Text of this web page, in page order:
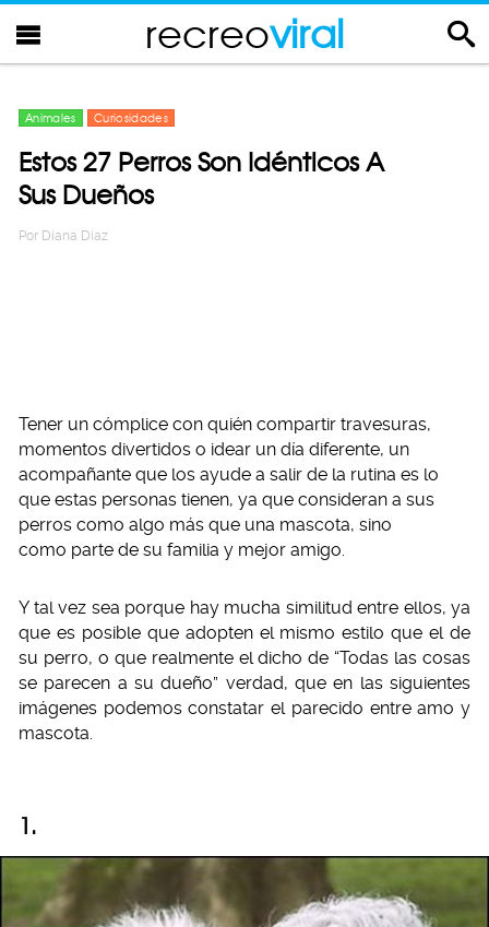
recreoviral
Animales Curiosidades
Estos 27 Perros Son Idénticos A
Sus Dueños
Por Diana Diaz
Tener un cómplice con quién compartir travesuras,
momentos divertidos o idear un día diferente, un
acompañante que los ayude a salir de la rutina es lo
que estas personas tienen, ya que consideran a sus
perros como algo más que una mascota, sino
como parte de su familia y mejor amigo.
Y tal vez sea porque hay mucha similitud entre ellos, ya
que es posible que adopten el mismo estilo que el de
su perro, o que realmente el dicho de “Todas las cosas
se parecen a su dueño” verdad, que en las siguientes
imágenes podemos constatar el parecido entre amo y
mascota.
1.